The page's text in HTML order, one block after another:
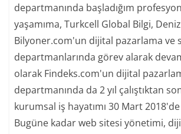
departmanında başladığım
yaşamıma, Turkcell Global Bilgi,
Bilyoner.com'un dijital pazarlama ve
departmanlarında görev alarak
olarak Findeks.com'un dijital
departmanında da 2 yıl çalıştıktan
kurumsal iş hayatımı 30 Mart
Bugüne kadar web sitesi yönetimi,